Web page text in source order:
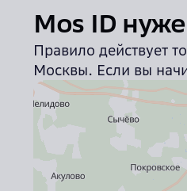
Mos ID
Правило действует
Москвы. Если вы